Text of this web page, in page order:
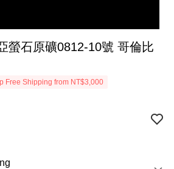
螢石原礦0812-10號 哥倫比
Free Shipping from NT$3,000